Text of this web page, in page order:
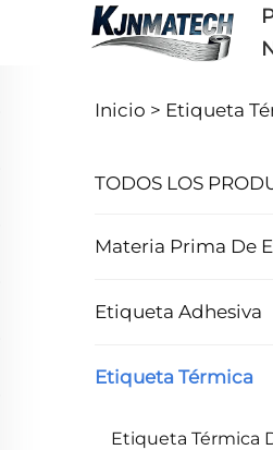
Inicio > Etiqueta
TODOS LOS
Materia Prima De
Etiqueta Adhesiva
Etiqueta Térmica
Etiqueta Térmica